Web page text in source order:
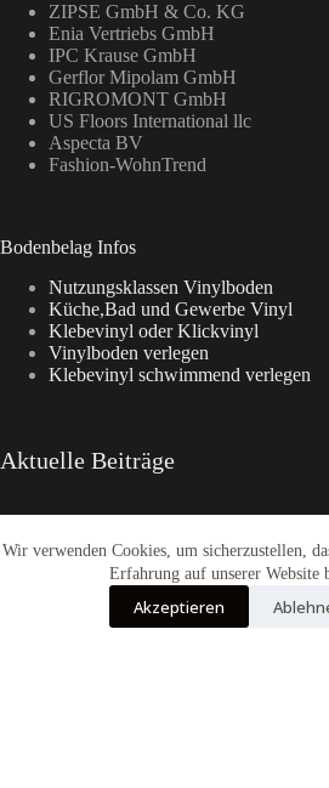
Wir verwenden Cookies, um sicherzustellen,
Erfahrung auf unserer Website
Akzeptieren
ZIPSE GmbH & Co. KG
Enia Vertriebs GmbH
IPC Krause GmbH
Gerflor Mipolam GmbH
RIGROMONT GmbH
US Floors International llc
Aspecta BV
Fashion-WohnTrend
Bodenbelag Infos
Nutzungsklassen Vinylboden
Küche,Bad und Gewerbe Vinyl
Klebevinyl oder Klickvinyl
Vinylboden verlegen
Klebevinyl schwimmend verlegen
Aktuelle Beiträge
CasaNova Vinylboden
Warum sich der Weg zu Fashion-
COREtec® Tytan – Der
Enia Flooring Vinylbodenbelag